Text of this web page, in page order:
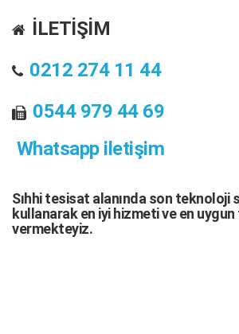
İLETİŞİM
0212 274 11 44
0544 979 44 69
Whatsapp iletişim
Sıhhi tesisat alanında son teknoloji
kullanarak en iyi hizmeti ve en
vermekteyiz.